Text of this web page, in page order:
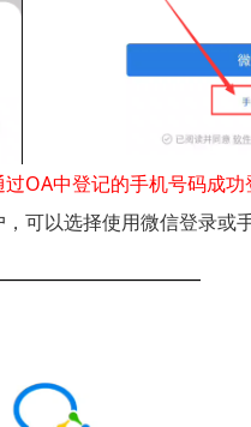
OA中登记的手机号码成
可以选择使用微信登录